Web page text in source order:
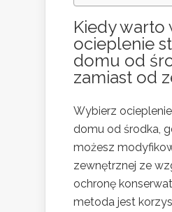
Kiedy warto
ocieplenie
domu od
zamiast od
Wybierz
domu od środka,
możesz
zewnętrznej ze
ochronę
metoda jest